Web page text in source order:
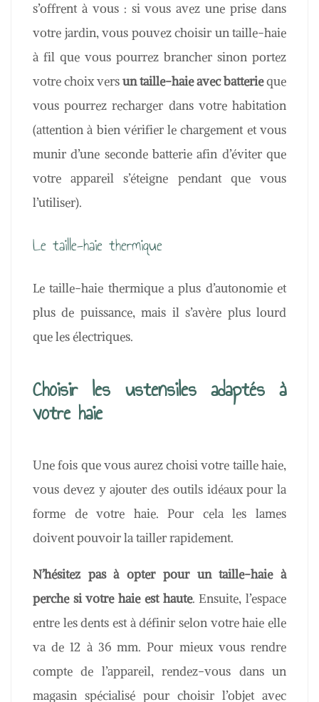
s’offrent à vous : si vous avez une prise dans
votre jardin, vous pouvez choisir un taille-haie
à fil que vous pourrez brancher sinon portez
votre choix versun taille-haie avec batterieque
vous pourrez recharger dans votre habitation
(attention à bien vérifier le chargement et vous
munir d’une seconde batterie afin d’éviter que
votre appareil s’éteigne pendant que vous
l’utiliser).
Le taille-haie thermique
Le taille-haie thermique a plus d’autonomie et
plus de puissance, mais il s’avère plus lourd
que les électriques.
Choisir les ustensiles adaptés à
votre haie
Une fois que vous aurez choisi votre taille haie,
vous devez y ajouter des outils idéaux pour la
forme de votre haie. Pour cela les lames
doivent pouvoir la tailler rapidement.
N’hésitez pas à opter pour un taille-haie à
perche si votre haie est haute. Ensuite, l’espace
entre les dents est à définir selon votre haie elle
va de 12 à 36 mm. Pour mieux vous rendre
compte de l’appareil, rendez-vous dans un
magasin spécialisé pour choisir l’objet avec